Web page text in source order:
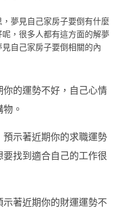
夢見自己家房子要倒有什麼
，很多人都有這方面的解夢
自己家房子要倒相關的內
你的運勢不好，自己心情
。
預示著近期你的求職運勢
找到適合自己的工作很
示著近期你的財運運勢不